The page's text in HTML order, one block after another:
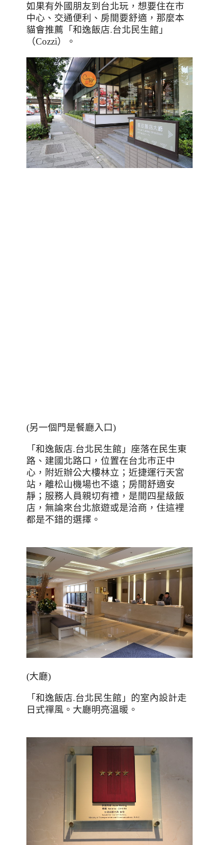
如果有外國朋友到台北玩，想要住在市
中心、交通便利、房間要舒適，那麼本
貓會推薦「和逸飯店.台北民生館」
（Cozzi）。
(另一個門是餐廳入口)
「和逸飯店.台北民生館」座落在民生東
路、建國北路口，位置在台北市正中
心，附近辦公大樓林立；近捷運行天宮
站，離松山機場也不遠；房間舒適安
靜；服務人員親切有禮，是間四星級飯
店，無論來台北旅遊或是洽商，住這裡
都是不錯的選擇。
(大廳)
「和逸飯店.台北民生館」的室內設計走
日式禪風。大廳明亮溫暖。